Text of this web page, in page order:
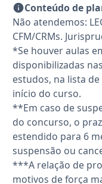
Conteúdo de
Não atendemos:
CFM/CRMs.
*Se houver aulas
disponibilizadas
estudos, na lista
início do curso.
**Em caso de
do concurso, o
estendido para 6
suspensão ou
***A relação de
motivos de força